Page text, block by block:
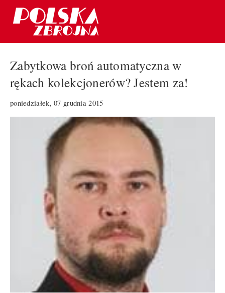
Zabytkowa broń automatyczna w
rękach kolekcjonerów? Jestem za!
poniedziałek, 07 grudnia 2015